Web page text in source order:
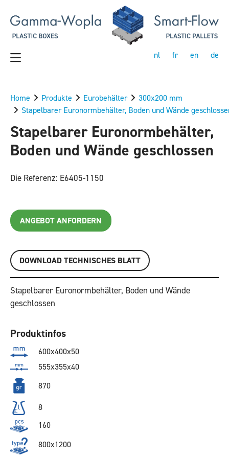
nl fr en de
Home Produkte Eurobehälter
300x200 mm
Stapelbarer Euronormbehälter, Boden und Wände
Stapelbarer Euronormbehälter,
Boden und Wände geschlossen
Die Referenz: E6405-1150
ANGEBOT ANFORDERN
DOWNLOAD TECHNISCHES BLATT
Stapelbarer Euronormbehälter, Boden und Wände
geschlossen
Produktinfos
600x400x50
555x355x40
870
8
160
800x1200